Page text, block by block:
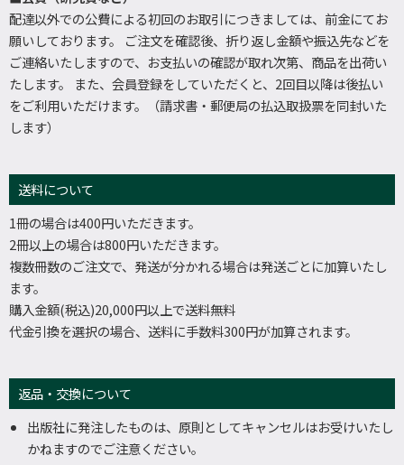
配達以外での公費による初回のお取引につきましては、前金にてお
願いしております。 ご注文を確認後、折り返し金額や振込先などを
ご連絡いたしますので、お支払いの確認が取れ次第、商品を出荷い
たします。 また、会員登録をしていただくと、2回目以降は後払い
をご利用いただけます。（請求書・郵便局の払込取扱票を同封いた
します）
送料について
1冊の場合は400円いただきます。
2冊以上の場合は800円いただきます。
複数冊数のご注文で、発送が分かれる場合は発送ごとに加算いたし
ます。
購入金額(税込)20,000円以上で送料無料
代金引換を選択の場合、送料に手数料300円が加算されます。
返品・交換について
出版社に発注したものは、原則としてキャンセルはお受けいたし
かねますのでご注意ください。